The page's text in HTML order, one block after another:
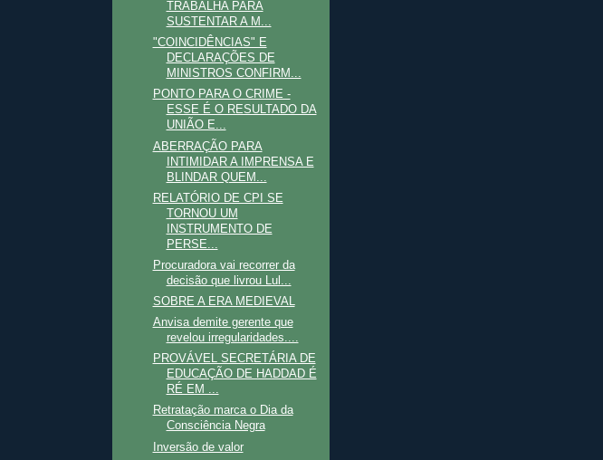
TRABALHA PARA
SUSTENTAR A M...
"COINCIDÊNCIAS" E
DECLARAÇÕES DE
MINISTROS CONFIRM...
PONTO PARA O CRIME -
ESSE É O RESULTADO DA
UNIÃO E...
ABERRAÇÃO PARA
INTIMIDAR A IMPRENSA E
BLINDAR QUEM...
RELATÓRIO DE CPI SE
TORNOU UM
INSTRUMENTO DE
PERSE...
Procuradora vai recorrer da
decisão que livrou Lul...
SOBRE A ERA MEDIEVAL
Anvisa demite gerente que
revelou irregularidades....
PROVÁVEL SECRETÁRIA DE
EDUCAÇÃO DE HADDAD É
RÉ EM ...
Retratação marca o Dia da
Consciência Negra
Inversão de valor